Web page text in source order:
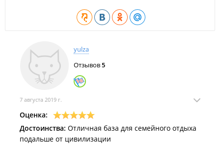
Дополнительные предложения:
yulza
Отзывов5
7 августа 2019 г.
Оценка:
Достоинства: Отличная база для семейного отдыха
подальше от цивилизации